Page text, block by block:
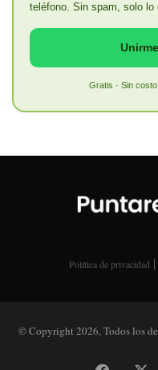
teléfono. Sin spam, solo lo
Gratis · Sin
Política de privacidad |
© Copyright 2026, Todos los